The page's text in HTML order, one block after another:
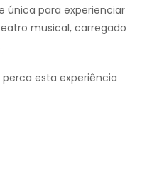
única para experienciar
musical, carregado
esta experiência